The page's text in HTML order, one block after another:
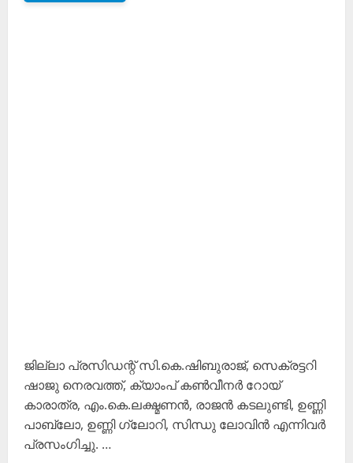
ജില്ലാ പ്രസിഡന്റ് സി.കെ.ഷിബുരാജ്, സെക്രട്ടറി
ഷാജു നെരവത്ത്, ക്യാംപ് കൺവീനർ റോയ്
കാരാത്ര, എം.കെ.ലക്ഷ്മണൻ, രാജൻ കടലുണ്ടി, ഉണ്ണി
പാബ്ലോ, ഉണ്ണി ഗ്ലോറി, സിന്ധു ലോവിൻ എന്നിവർ
പ്രസംഗിച്ചു. …